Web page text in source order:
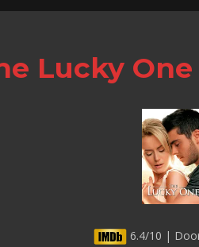
Lucky One
6.4/10 |